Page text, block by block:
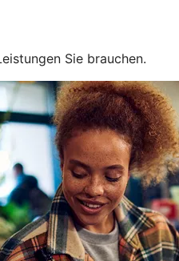
Sie brauchen.